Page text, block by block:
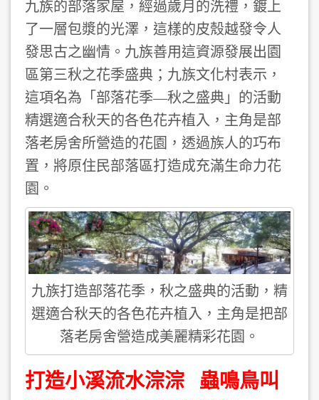
九族的部落家屋，經過歲月的洗禮，鍍上
了一層包漿的光澤，這樣的皮殼越發令人
發思古之幽情。九族善用這資源發展出園
區第三秋之花季盛典；九族文化村表示，
這項名為「部落花季—秋之盛典」的活動
精選適合秋天的各色花卉植入，主角是部
落老房舍所營造的花園，透過族人的巧布
置，將原住民部落區打造成充滿生命力花
園。
九族打造部落花季，秋之盛典的活動，精
選適合秋天的各色花卉植入，主角是把部
落老房舍營造成美麗精彩花園。
打造小溪流水淙淙 蟲鳴鳥叫